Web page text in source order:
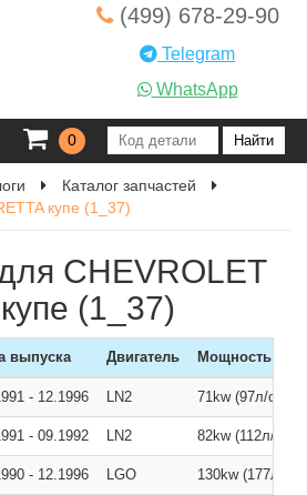
(499) 678-29-90
Telegram
WhatsApp
0
Каталог запчастей
купе (1_37)
CHEVROLET
(1_37)
выпуска Двигатель Мощность
- 12.1996 LN2 71kw (97л/с )
- 09.1992 LN2 82kw (112л/с )
- 12.1996 LGO 130kw (177л/с )